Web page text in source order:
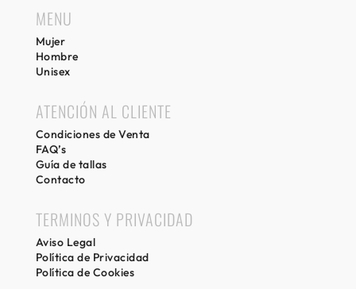
MENU
Mujer
Hombre
Unisex
ATENCIÓN AL CLIENTE
Condiciones de Venta
FAQ’s
Guía de tallas
Contacto
TERMINOS Y PRIVACIDAD
Aviso Legal
Política de Privacidad
Política de Cookies